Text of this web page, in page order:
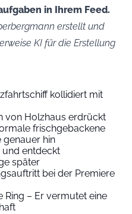
in Ihrem Feed.
erstellt und
KI für die Erstellung
kollidiert mit
von Holzhaus erdrückt
frischgebackene
genauer hin
entdeckt
später
bei der Premiere
Ring – Er vermutet eine